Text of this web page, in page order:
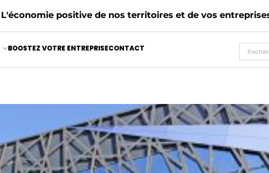
L'économie positive de nos territoires et de vos
BOOSTEZ VOTRE ENTREPRISECONTACT